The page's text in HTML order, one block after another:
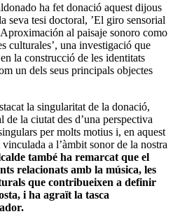
ha fet donació aquest dijous
seva tesi doctoral, ’El giro sensorial
al paisaje sonoro como
culturales’, una investigació que
la construcció de les identitats
un dels seus principals objectes
la singularitat de la donació,
la ciutat des d’una perspectiva
per molts motius i, en aquest
a l’àmbit sonor de la nostra
també ha remarcat que el
relacionats amb la música, les
que contribueixen a definir
i ha agraït la tasca